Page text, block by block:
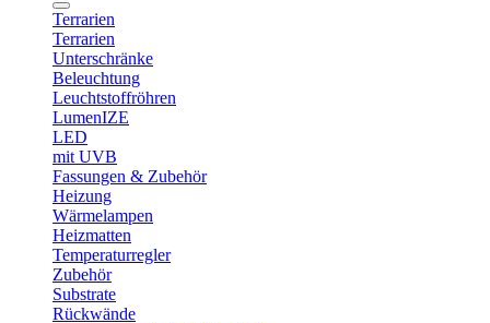
Terrarien
Terrarien
Unterschränke
Beleuchtung
Leuchtstoffröhren
LumenIZE
LED
mit UVB
Fassungen & Zubehör
Heizung
Wärmelampen
Heizmatten
Temperaturregler
Zubehör
Substrate
Rückwände